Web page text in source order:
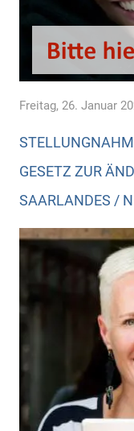
Freitag, 26. Januar
GESETZ ZUR
SAARLANDES /